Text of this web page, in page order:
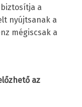
a
nyújtsanak a
mégiscsak a
az